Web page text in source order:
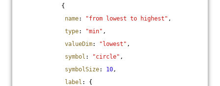
{
name: "from lowest to highest" ,
type: "min" ,
valueDim: "lowest" ,
symbol : "circle" ,
symbolSize: 10,
label : {